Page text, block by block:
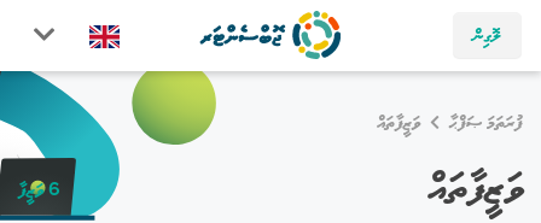
ލޮގިން
ފުރަތަމަ ޞަފްޙާ ވަޒީފާތައް
ވަޒީފާތައް 6 ވަޒީފާ